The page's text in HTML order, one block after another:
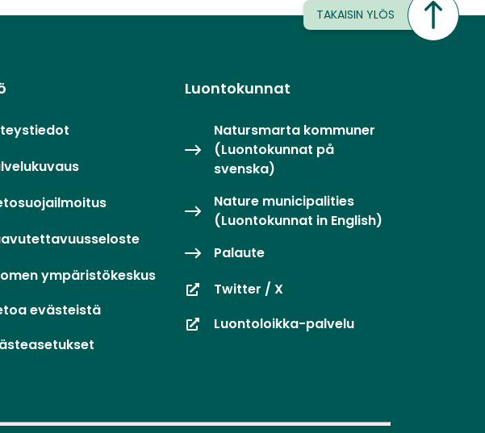
TAKAISIN YLÖS
ympäristökeskus
evästeistä
Luontokunnat
Natursmarta kommuner
(Luontokunnat på
svenska)
Nature municipalities
(Luontokunnat in English)
Palaute
Twitter / X
Luontoloikka-palvelu